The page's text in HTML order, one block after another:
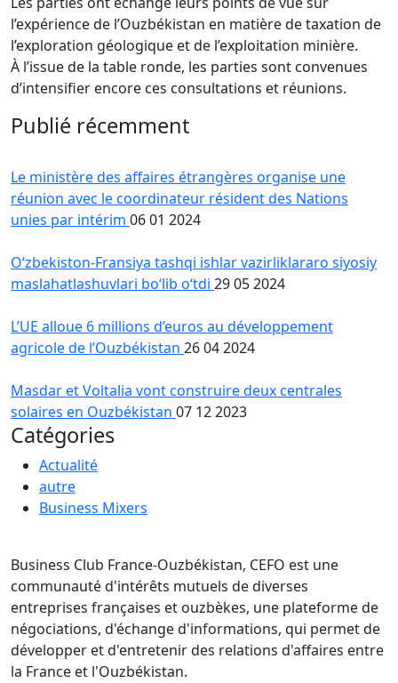
Publié récemment
Le ministère des affaires étrangères organise une
réunion avec le coordinateur résident des Nations
unies par intérim 06 01 2024
O‘zbekiston-Fransiya tashqi ishlar vazirliklararo siyosiy
maslahatlashuvlari bo‘lib o‘tdi 29 05 2024
L’UE alloue 6 millions d’euros au développement
agricole de l’Ouzbékistan 26 04 2024
Masdar et Voltalia vont construire deux centrales
solaires en Ouzbékistan 07 12 2023
Catégories
Actualité
autre
Business Mixers
l’expérience de l’Ouzbékistan en matière de taxation de
l’exploration géologique et de l’exploitation minière.
À l’issue de la table ronde, les parties sont convenues
d’intensifier encore ces consultations et réunions.
Business Club France-Ouzbékistan, CEFO est une
communauté d'intérêts mutuels de diverses
entreprises françaises et ouzbèkes, une plateforme de
négociations, d'échange d'informations, qui permet de
développer et d'entretenir des relations d'affaires entre
la France et l'Ouzbékistan.